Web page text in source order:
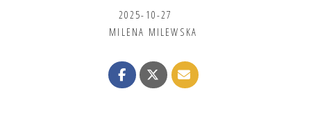
2025-10-27
MILENA MILEWSKA